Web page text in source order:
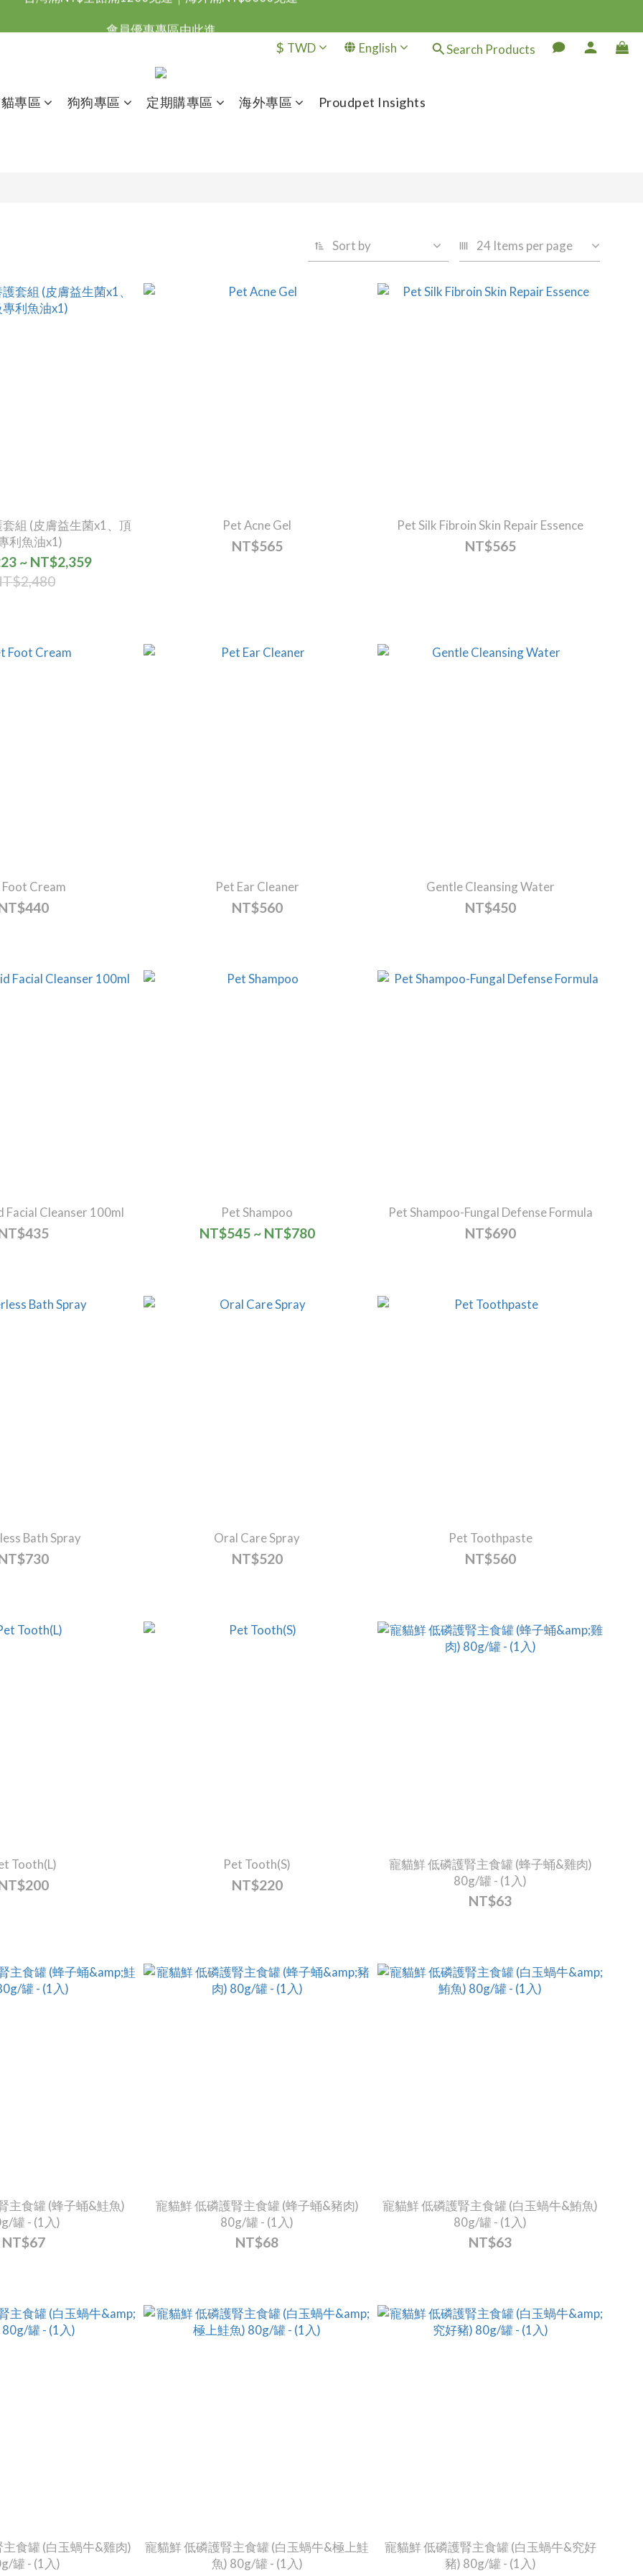
台灣滿NT$全館滿1200免運｜海外滿NT$3000免運
$ TWD English Search Products
專區 狗狗專區 定期購專區 海外專區 Proudpet Insights
Sort by 24 Items per page
組 (皮膚益生菌x1、頂
利魚油x1)
~ NT$2,359
Pet Acne Gel
NT$565
Pet Silk Fibroin Skin Repair Essence
NT$565
Cream Pet Ear Cleaner
NT$560
Gentle Cleansing Water
NT$450
Facial Cleanser 100ml Pet Shampoo
NT$545 ~ NT$780
Pet Shampoo-Fungal Defense Formula
NT$690
Bath Spray Oral Care Spray
NT$520
Pet Toothpaste
NT$560
Tooth(L) Pet Tooth(S)
NT$220
寵貓鮮 低磷護腎主食罐 (蜂子蛹&雞肉)
80g/罐 - (1入)
NT$63
主食罐 (蜂子蛹&鮭魚)
罐 - (1入)
NT$67
寵貓鮮 低磷護腎主食罐 (蜂子蛹&豬肉)
80g/罐 - (1入)
NT$68
寵貓鮮 低磷護腎主食罐 (白玉蝸牛&鮪魚)
80g/罐 - (1入)
NT$63
食罐 (白玉蝸牛&雞肉)
罐 - (1入)
寵貓鮮 低磷護腎主食罐 (白玉蝸牛&極上鮭
魚) 80g/罐 - (1入)
寵貓鮮 低磷護腎主食罐 (白玉蝸牛&究好
豬) 80g/罐 - (1入)